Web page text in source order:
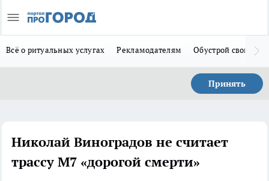
Всё о ритуальных услугах Рекламодателям Обустрой свой дом
Принять
Николай Виноградов не считает
трассу М7 «дорогой смерти»